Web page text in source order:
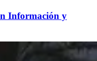
Información y